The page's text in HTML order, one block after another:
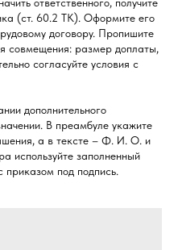
(ст. 60.2 ТК). Оформите его
договору. Пропишите
совмещения: размер доплаты,
согласуйте условия с
дополнительного
В преамбуле укажите
а в тексте – Ф. И. О. и
используйте заполненный
под подпись.